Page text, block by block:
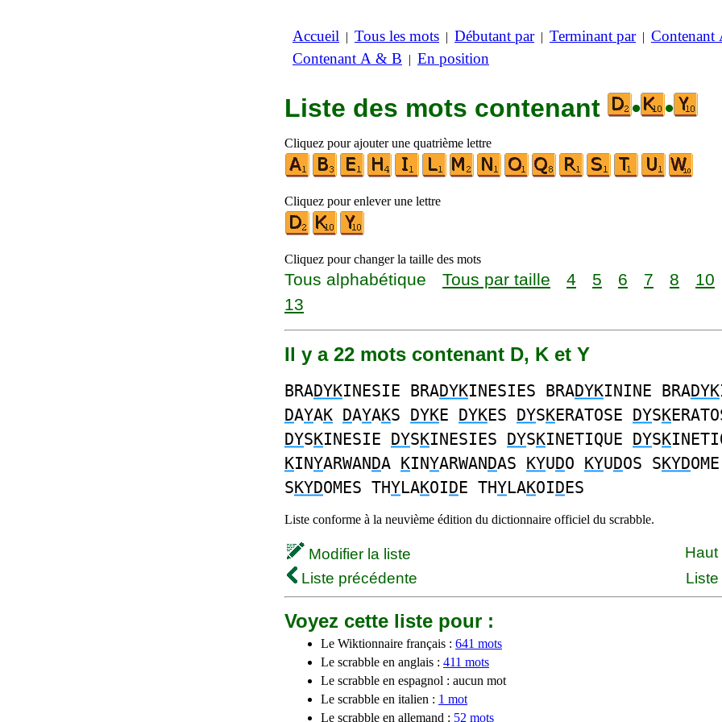
Accueil | Tous les mots | Débutant par| Terminant par| Contenant
Contenant A & B | En position
Liste des mots contenant • •
Cliquez pour ajouter une quatrième lettre
Cliquez pour enlever une lettre
Cliquez pour changer la taille des mots
Tous alphabétique Tous par taille 4 5 6 7 8 10
13
Il y a 22 mots contenant D, K et Y
BRADYKINESIE BRADYKINESIES BRADYKININE BRADYK
DAYAK DAYAKS DYKE DYKES DYSKERATOSE DYSK
DYSKINESIE DYSKINESIES DYSKINETIQUE DYSK
KINYARWANDA KINYARWANDAS KYUDO KYUDOS SKYDOME
SKYDOMES THYLAKOIDE THYLAKOIDES
Liste conforme à la neuvième édition du dictionnaire officiel du scrabble.
Modifier la liste
Haut
Liste précédente
Voyez cette liste pour :
Le Wiktionnaire français : 641 mots
Le scrabble en anglais : 411 mots
Le scrabble en espagnol : aucun mot
Le scrabble en italien : 1 mot
Le scrabble en allemand : 52 mots